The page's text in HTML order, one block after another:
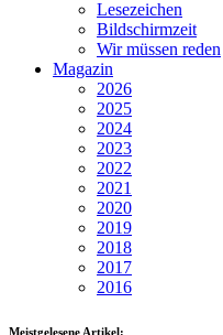
Lesezeichen
Bildschirmzeit
Wir müssen reden
Magazin
2026
2025
2024
2023
2022
2021
2020
2019
2018
2017
2016
Meistgelesene Artikel: